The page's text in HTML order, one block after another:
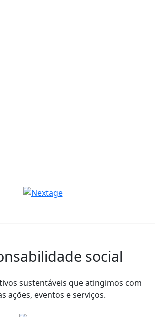
social
sustentáveis que atingimos com
ações, eventos e serviços.